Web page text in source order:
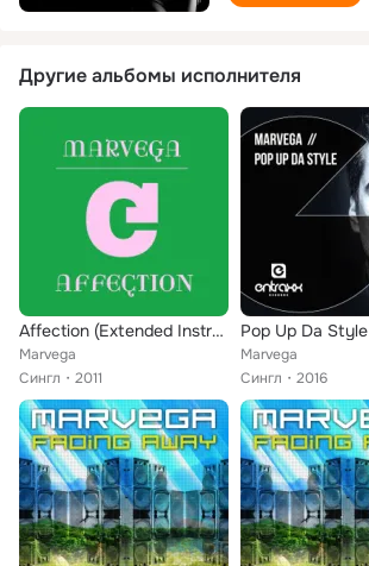
Другие альбомы исполнителя
Affection (Extended Instrumental Mix)
Marvega
Сингл
2011
Pop Up Da Style
Marvega
Сингл
2016